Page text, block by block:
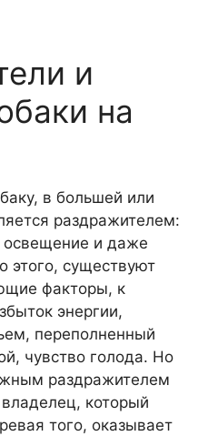
и
на
в большей или
раздражителем:
освещение и даже
этого, существуют
факторы, к
энергии,
переполненный
чувство голода. Но
раздражителем
который
того, оказывает